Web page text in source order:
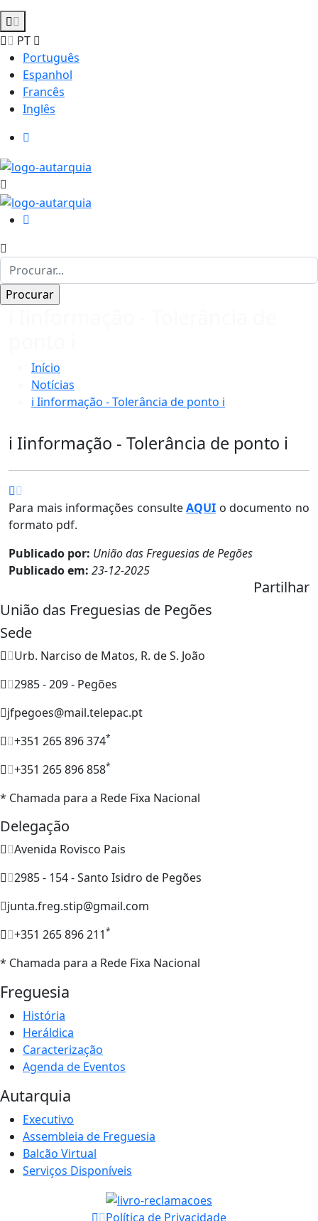
PT
Português
Espanhol
Francês
Inglês
Início
Notícias
ℹ️ Iinformação - Tolerância de ponto ℹ️
ℹ️ Iinformação - Tolerância de ponto ℹ️
Para mais informações consulteAQUI o documento no
formato pdf.
Publicado por: União das Freguesias de Pegões
Publicado em: 23-12-2025
Partilhar
União das Freguesias de Pegões
Sede
Urb. Narciso de Matos, R. de S. João
2985 - 209 - Pegões
jfpegoes@mail.telepac.pt
+351 265 896 374*
+351 265 896 858*
* Chamada para a Rede Fixa Nacional
Delegação
Avenida Rovisco Pais
2985 - 154 - Santo Isidro de Pegões
junta.freg.stip@gmail.com
+351 265 896 211*
* Chamada para a Rede Fixa Nacional
Freguesia
História
Heráldica
Caracterização
Agenda de Eventos
Autarquia
Executivo
Assembleia de Freguesia
Balcão Virtual
Serviços Disponíveis
Política de Privacidade